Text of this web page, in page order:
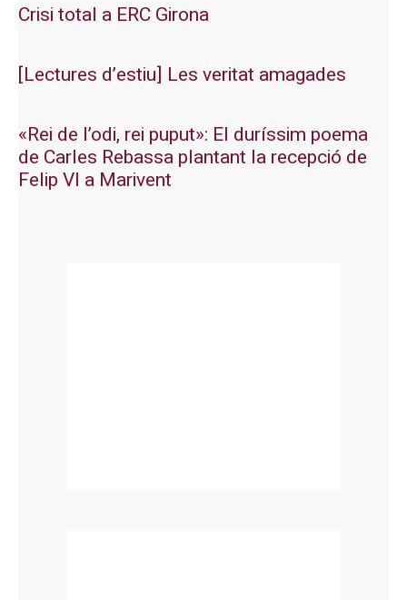
Crisi total a ERC Girona
[Lectures d’estiu] Les veritat amagades
«Rei de l’odi, rei puput»: El duríssim poema
de Carles Rebassa plantant la recepció de
Felip VI a Marivent